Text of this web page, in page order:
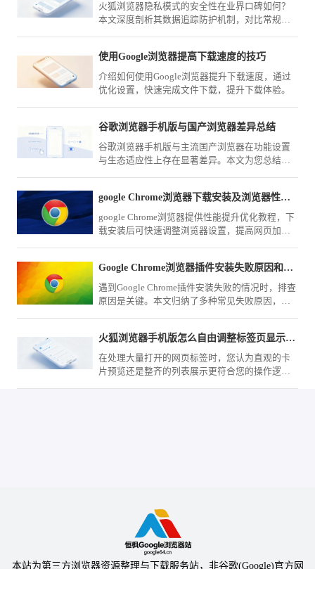
火狐浏览器隐私模式的安全性在业界口碑如何？
本文深度剖析其数据追踪防护机制，对比常规模
使用Google浏览器提高下载速度的技巧
介绍如何使用Google浏览器提升下载速度，通过
优化设置，快速完成文件下载，提升下载体验。
谷歌浏览器手机版与国产浏览器差异总结
谷歌浏览器手机版与主流国产浏览器在功能设置
与生态适应性上存在显著差异。本文为您总结核
google Chrome浏览器下载安装及浏览器性能提升优化教程
google Chrome浏览器提供性能提升优化教程，下
载安装后可快速调整浏览器设置，提高网页加载
Google Chrome浏览器插件安装失败原因和修复方案
遇到Google Chrome插件安装失败的情况时，排查
原因是关键。本文归纳了多种常见失败原因，包
浏览器功能。
火狐浏览器手机版怎么自由调整标签页显示模式
在处理大量打开的网页标签时，您认为直观的卡
片预览还是整齐的列表展示更符合您的操作逻
本站为第三方浏览器资源整理与下载服务站，非谷歌(Google)官方网